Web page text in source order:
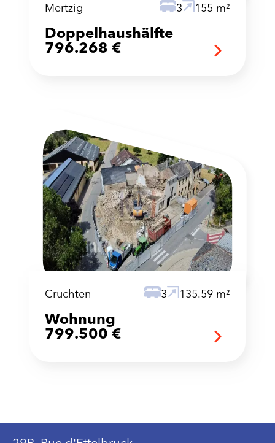
Mertzig 3 155 m²
Doppelhaushälfte
796.268 €
Cruchten 3 135.59 m²
Wohnung
799.500 €